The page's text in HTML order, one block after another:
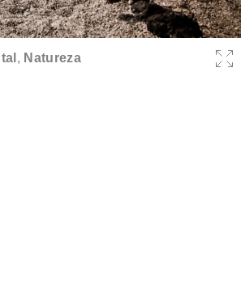
, Natureza